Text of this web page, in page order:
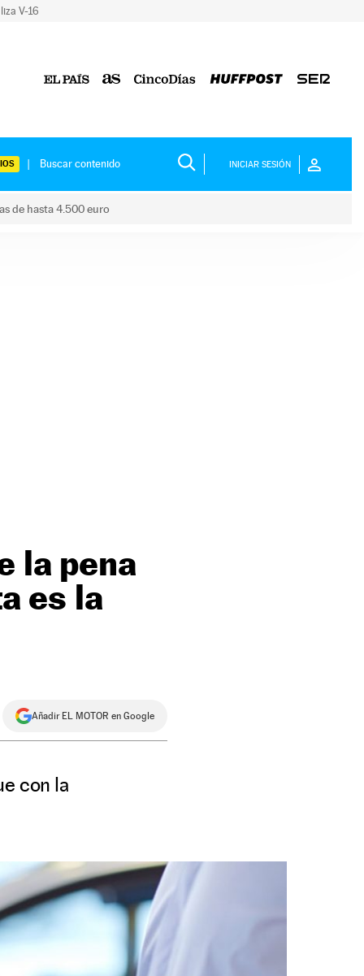
V-16
INICIAR SESIÓN
de hasta 4.500 euro
la pena
es la
Añadir EL MOTOR en Google
con la